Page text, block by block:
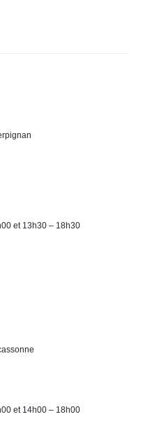
et 13h30 – 18h30
et 14h00 – 18h00